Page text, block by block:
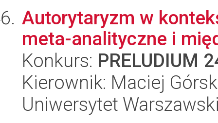
Autorytaryzm w
meta-analityczne i
Konkurs: PRELUDIUM
Kierownik: Maciej
Uniwersytet